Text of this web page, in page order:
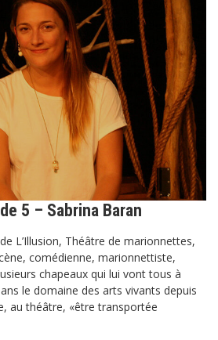
5 – Sabrina Baran
L’Illusion, Théâtre de marionnettes,
comédienne, marionnettiste,
chapeaux qui lui vont tous à
le domaine des arts vivants depuis
au théâtre, «être transportée